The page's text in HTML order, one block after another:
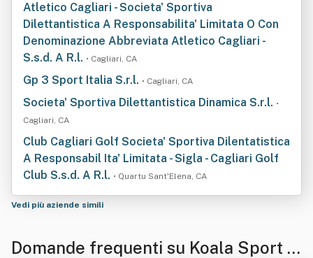
Atletico Cagliari - Societa' Sportiva
Dilettantistica A Responsabilita' Limitata O Con
Denominazione Abbreviata Atletico Cagliari -
S.s.d. A R.l. • Cagliari, CA
Gp 3 Sport Italia S.r.l. • Cagliari, CA
Societa' Sportiva Dilettantistica Dinamica S.r.l. •
Cagliari, CA
Club Cagliari Golf Societa' Sportiva Dilentatistica
A Responsabil Ita' Limitata - Sigla - Cagliari Golf
Club S.s.d. A R.l. • Quartu Sant'Elena, CA
Vedi più aziende simili
Domande frequenti su Koala Sport S